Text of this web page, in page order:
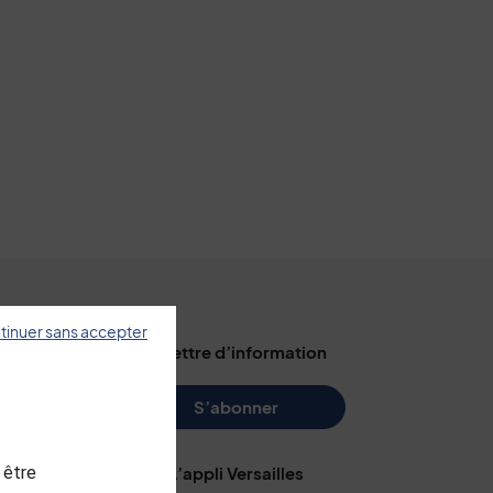
La lettre d’information
S’abonner
L’appli Versailles
sans accepter
être